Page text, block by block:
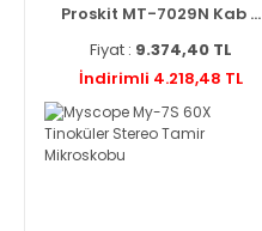
Proskit MT-7029N Kab ...
Fiyat : 9.374,40 TL
İndirimli 4.218,48 TL